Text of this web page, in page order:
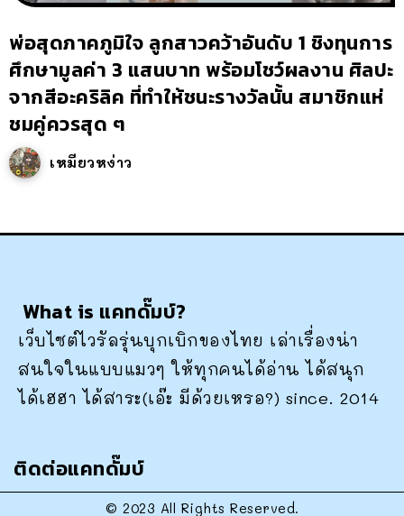
พ่อสุดภาคภูมิใจ ลูกสาวคว้าอันดับ 1 ชิงทุนการ
ศึกษามูลค่า 3 แสนบาท พร้อมโชว์ผลงาน ศิลปะ
จากสีอะคริลิค ที่ทำให้ชนะรางวัลนั้น สมาชิกแห่
ชมคู่ควรสุด ๆ
เหมียวหง่าว
What is แคทดั๊มบ์?
เว็บไซต์ไวรัลรุ่นบุกเบิกของไทย เล่าเรื่องน่า
สนใจในแบบแมวๆ ให้ทุกคนได้อ่าน ได้สนุก
ได้เฮฮา ได้สาระ(เอ๊ะ มีด้วยเหรอ?) since. 2014
ติดต่อแคทดั๊มบ์
© 2023 All Rights Reserved.